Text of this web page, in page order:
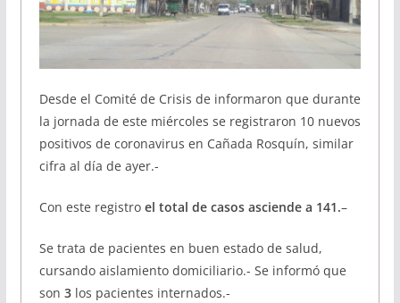
Desde el Comité de Crisis de informaron que durante
la jornada de este miércoles se registraron 10 nuevos
positivos de coronavirus en Cañada Rosquín, similar
cifra al día de ayer.-
Con este registro el total de casos asciende a 141.–
Se trata de pacientes en buen estado de salud,
cursando aislamiento domiciliario.- Se informó que
son 3los pacientes internados.-